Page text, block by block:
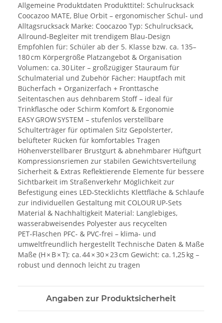
Allgemeine Produktdaten Produkttitel: Schulrucksack
Coocazoo MATE, Blue Orbit – ergonomischer Schul‑ und
Alltagsrucksack Marke: Coocazoo Typ: Schulrucksack,
Allround‑Begleiter mit trendigem Blau‑Design
Empfohlen für: Schüler ab der 5. Klasse bzw. ca. 135–
180 cm Körpergröße Platzangebot & Organisation
Volumen: ca. 30 Liter – großzügiger Stauraum für
Schulmaterial und Zubehör Fächer: Hauptfach mit
Bücherfach + Organizerfach + Fronttasche
Seitentaschen aus dehnbarem Stoff – ideal für
Trinkflasche oder Schirm Komfort & Ergonomie
EASY GROW SYSTEM – stufenlos verstellbare
Schulterträger für optimalen Sitz Gepolsterter,
belüfteter Rücken für komfortables Tragen
Höhenverstellbarer Brustgurt & abnehmbarer Hüftgurt
Kompressionsriemen zur stabilen Gewichtsverteilung
Sicherheit & Extras Reflektierende Elemente für bessere
Sichtbarkeit im Straßenverkehr Möglichkeit zur
Befestigung eines LED‑Stecklichts Klettfläche & Schlaufe
zur individuellen Gestaltung mit COLOUR UP‑Sets
Material & Nachhaltigkeit Material: Langlebiges,
wasserabweisendes Polyester aus recycelten
PET‑Flaschen PFC‑ & PVC‑frei – klima‑ und
umweltfreundlich hergestellt Technische Daten & Maße
Maße (H × B × T): ca. 44 × 30 × 23 cm Gewicht: ca. 1,25 kg –
robust und dennoch leicht zu tragen
Angaben zur Produktsicherheit